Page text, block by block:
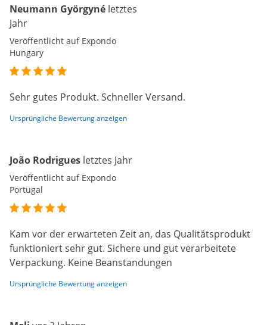
Neumann Györgyné letztes
Jahr
Veröffentlicht auf Expondo
Hungary
Sehr gutes Produkt. Schneller Versand.
Ursprüngliche Bewertung anzeigen
João Rodrigues letztes Jahr
Veröffentlicht auf Expondo
Portugal
Kam vor der erwarteten Zeit an, das Qualitätsprodukt
funktioniert sehr gut. Sichere und gut verarbeitete
Verpackung. Keine Beanstandungen
Ursprüngliche Bewertung anzeigen